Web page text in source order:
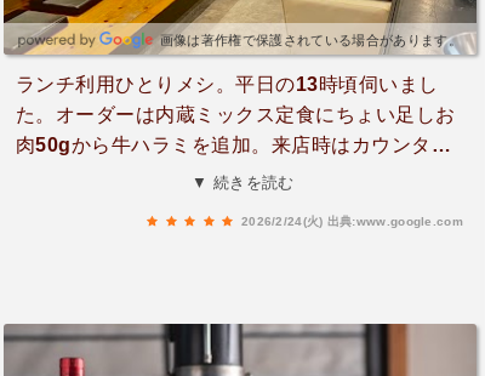
画像は著作権で保護されている場合があります。
ランチ利用ひとりメシ。平日の13時頃伺いまし
た。オーダーは内蔵ミックス定食にちょい足しお
肉50gから牛ハラミを追加。来店時はカウンター
におひとり、座敷に1組でしたのですぐ入店でき
ありましたが、全部美味しかったです。タレはが
っつり系で好みの味でした。1000円くらいでこん
▼ 続きを読む
2026/2/24(火) 出典:www.google.com